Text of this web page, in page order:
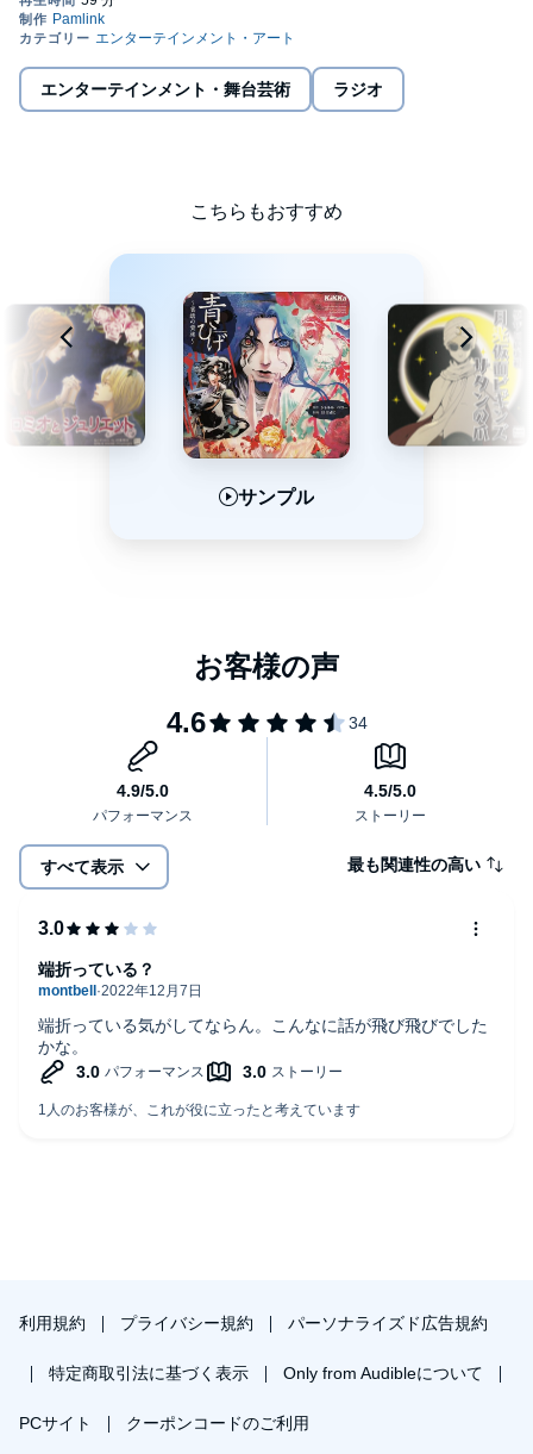
エンターテインメント・舞台芸術 ラジオ
こちらもおすすめ
サンプル
すべて表示 最も関連性の高い
端折っている気がしてならん。こんなに話が飛び飛びでした
かな。
端折っている？
利用規約 プライバシー規約 パーソナライズド広告規約
特定商取引法に基づく表示 Only from Audibleについて
PCサイト クーポンコードのご利用